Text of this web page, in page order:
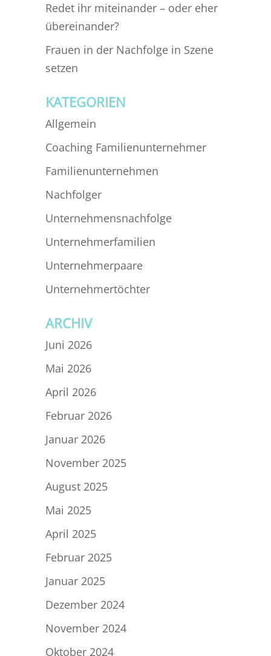
Redet ihr miteinander – oder eher
übereinander?
Frauen in der Nachfolge in Szene
setzen
KATEGORIEN
Allgemein
Coaching Familienunternehmer
Familienunternehmen
Nachfolger
Unternehmensnachfolge
Unternehmerfamilien
Unternehmerpaare
Unternehmertöchter
ARCHIV
Juni 2026
Mai 2026
April 2026
Februar 2026
Januar 2026
November 2025
August 2025
Mai 2025
April 2025
Februar 2025
Januar 2025
Dezember 2024
November 2024
Oktober 2024